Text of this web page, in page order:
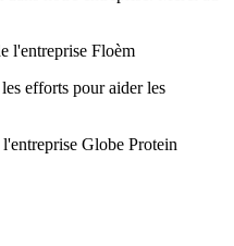
l'entreprise Floèm
efforts pour aider les
Globe Protein